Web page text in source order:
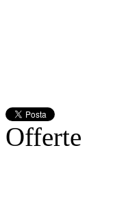
Offerte